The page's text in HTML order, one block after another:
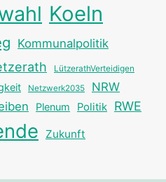
Koeln
Kommunalpolitik
LützerathVerteidigen
Netzwerk2035 NRW
Plenum Politik RWE
Zukunft